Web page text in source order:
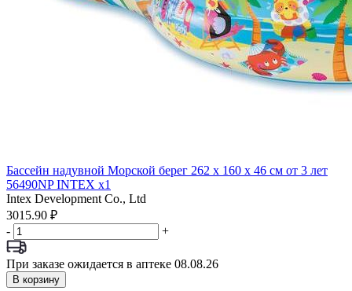
Бассейн надувной Морской берег 262 х 160 х 46 см от 3 лет
56490NP INTEX x1
Intex Development Co., Ltd
3015.90 ₽
-
+
При заказе ожидается в аптеке 08.08.26
В корзину